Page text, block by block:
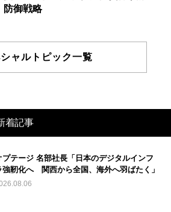
防御戦略
ャルトピック一覧
着記事
プテージ 名部社長「日本のデジタルインフ
強靭化へ 関西から全国、海外へ羽ばたく」